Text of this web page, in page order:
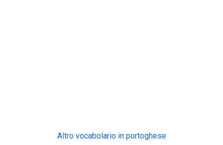
Altro vocabolario in portoghese